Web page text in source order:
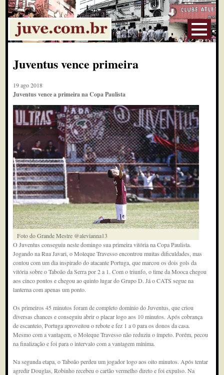
Juventus vence primeira
19 ago 2018
Juventus vence a primeira na Copa Paulista
Foto do Grande Mestre @alevianna13
O Juventus conseguiu neste domingo sua primeira vitória na Copa Paulista.
Jogando na Rua Javari, o Moleque Travesso encontrou muitas dificuldades, mas
contou com um dia inspirado do atacante Portuga, que marcou os dois gols da
vitória sobre o Taboão da Serra por 2 a 1. Com o triunfo, o time da Mooca chegou
aos cinco pontos e chegou ao quinto lugar do Grupo D. Já o CATS segue na
lanterna com apenas um ponto.
Os primeiros 45 minutos foram de completo domínio do Juventus, que criou
diversas chances e conseguiu abrir o placar logo aos 10 minutos. Após cobrança
de escanteio, Portuga aproveitou o rebote e fez 1 a 0 para os donos da casa.
Mesmo com a vantagem, o Moleque Travesso não reduziu o ímpeto. Porém, pecou
na finalização e foi para o intervalo com a vantagem mínima.
Na segunda etapa, o Taboão perdeu um jogador logo aos oito minutos. Após tentar
agredir Douglas, Robinho recebeu o cartão vermelho direto e foi expulso. Na